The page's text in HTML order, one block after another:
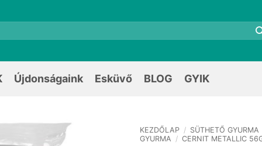
Újdonságaink Esküvő BLOG GYIK
KEZDŐLAP / SÜTHETŐ GYURMA
GYURMA / CERNIT METALLIC